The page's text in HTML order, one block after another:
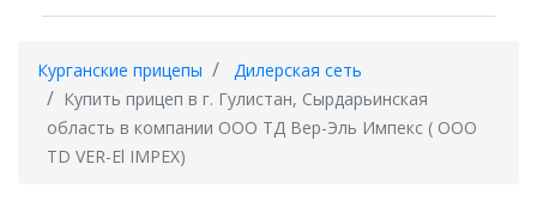
Курганские прицепы
Дилерская сеть
Купить прицеп в г. Гулистан, Сырдарьинская
область в компании ООО ТД Вер-Эль Импекс ( ООО
ТD VER-El IMPEX)